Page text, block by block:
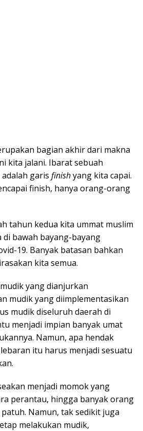
bagian akhir dari makna
kita jalani. Ibarat sebuah
garis finishyang kita capai.
finish, hanya orang-orang
tahun kedua kita ummat muslim
bawah bayang-bayang
19. Banyak batasan bahkan
kita semua.
yang dianjurkan
mudik yang diimplementasikan
mudik diseluruh daerah di
menjadi impian banyak umat
Namun, apa hendak
itu harus menjadi sesuatu
menjadi momok yang
perantau, hingga banyak orang
patuh. Namun, tak sedikit juga
melakukan mudik,